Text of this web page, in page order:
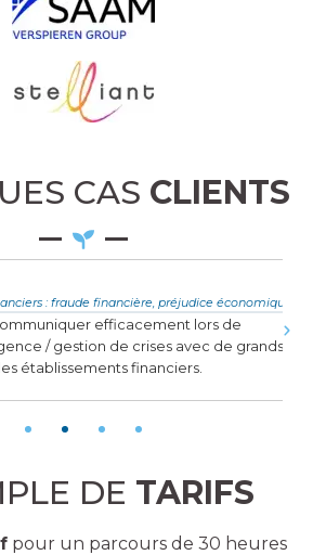
CAS CLIENTS
: fraude financière, préjudice économique
efficacement lors de
/ gestion de crises avec de grands
établissements financiers.
DE TARIFS
pour un parcours de 30 heures